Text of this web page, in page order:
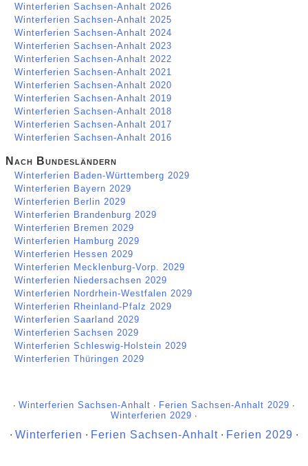
Winterferien Sachsen-Anhalt 2026
Winterferien Sachsen-Anhalt 2025
Winterferien Sachsen-Anhalt 2024
Winterferien Sachsen-Anhalt 2023
Winterferien Sachsen-Anhalt 2022
Winterferien Sachsen-Anhalt 2021
Winterferien Sachsen-Anhalt 2020
Winterferien Sachsen-Anhalt 2019
Winterferien Sachsen-Anhalt 2018
Winterferien Sachsen-Anhalt 2017
Winterferien Sachsen-Anhalt 2016
Nach Bundesländern
Winterferien Baden-Württemberg 2029
Winterferien Bayern 2029
Winterferien Berlin 2029
Winterferien Brandenburg 2029
Winterferien Bremen 2029
Winterferien Hamburg 2029
Winterferien Hessen 2029
Winterferien Mecklenburg-Vorp. 2029
Winterferien Niedersachsen 2029
Winterferien Nordrhein-Westfalen 2029
Winterferien Rheinland-Pfalz 2029
Winterferien Saarland 2029
Winterferien Sachsen 2029
Winterferien Schleswig-Holstein 2029
Winterferien Thüringen 2029
∙ Winterferien Sachsen-Anhalt ∙ Ferien Sachsen-Anhalt 2029 ∙
Winterferien 2029 ∙
∙ Winterferien ∙ Ferien Sachsen-Anhalt ∙ Ferien 2029 ∙